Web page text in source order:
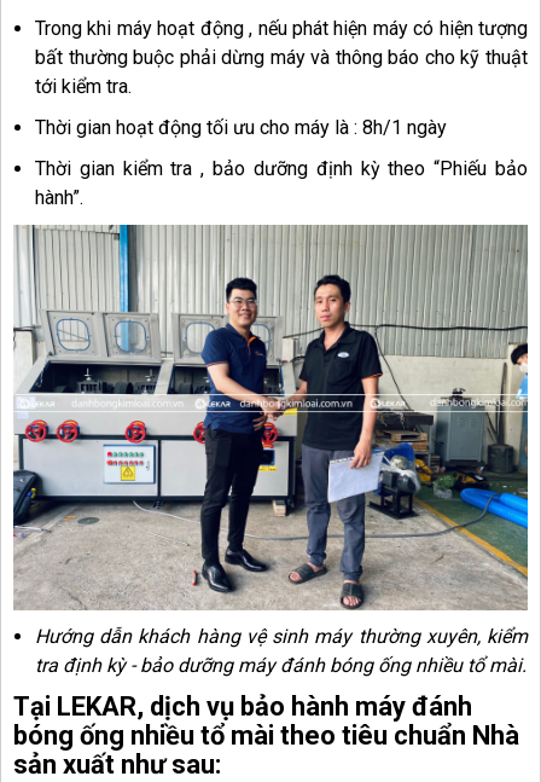
Trong khi máy hoạt động , nếu phát hiện máy có hiện tượng
bất thường buộc phải dừng máy và thông báo cho kỹ thuật
tới kiểm tra.
Thời gian hoạt động tối ưu cho máy là : 8h/1 ngày
Thời gian kiểm tra , bảo dưỡng định kỳ theo “Phiếu bảo
hành”.
Hướng dẫn khách hàng vệ sinh máy thường xuyên, kiểm
tra định kỳ - bảo dưỡng máy đánh bóng ống nhiều tổ mài.
Tại LEKAR, dịch vụ bảo hành máy đánh
bóng ống nhiều tổ mài theo tiêu chuẩn Nhà
sản xuất như sau: